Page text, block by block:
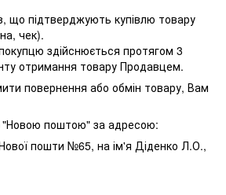
що підтверджують купівлю товару
чек).
здійснюється протягом 3
отримання товару Продавцем.
повернення або обмін товару, Вам
"Новою поштою" за адресою:
пошти №65, на ім'я Діденко Л.О.,